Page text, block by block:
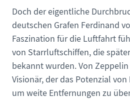
Doch der eigentliche
deutschen Grafen Ferdinand
Faszination für die Luftfahrt
von Starrluftschiffen, die
bekannt wurden. Von
Visionär, der das Potenzial
um weite Entfernungen zu